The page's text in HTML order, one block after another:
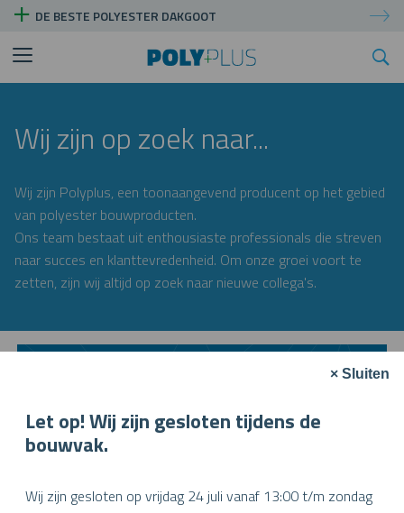
DE BESTE POLYESTER DAKGOOT
Wij zijn op zoek naar...
Wij zijn Polyplus, een toonaangevend producent op het gebied
van polyester bouwproducten.
Ons team bestaat uit enthousiaste professionals die streven
naar succes en klanttevredenheid. Om onze groei voort te
zetten, zijn wij altijd op zoek naar nieuwe collega's.
Vacature Senior Timmerman
× Sluiten
Let op! Wij zijn gesloten tijdens de
bouwvak.
Wij zijn gesloten op vrijdag 24 juli vanaf 13:00 t/m zondag